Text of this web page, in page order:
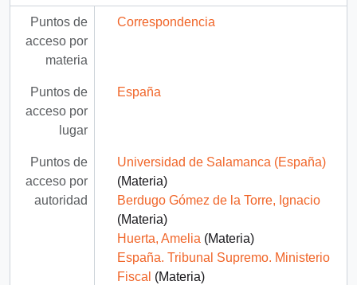
Puntos de
acceso por
materia
Correspondencia
Puntos de
acceso por
lugar
España
Puntos de
acceso por
autoridad
Universidad de Salamanca (España)
(Materia)
Berdugo Gómez de la Torre, Ignacio
(Materia)
Huerta, Amelia (Materia)
España. Tribunal Supremo. Ministerio
Fiscal (Materia)